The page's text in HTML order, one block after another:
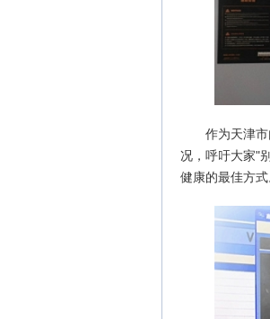
作为天津
况，呼吁大家"
健康的最佳方式